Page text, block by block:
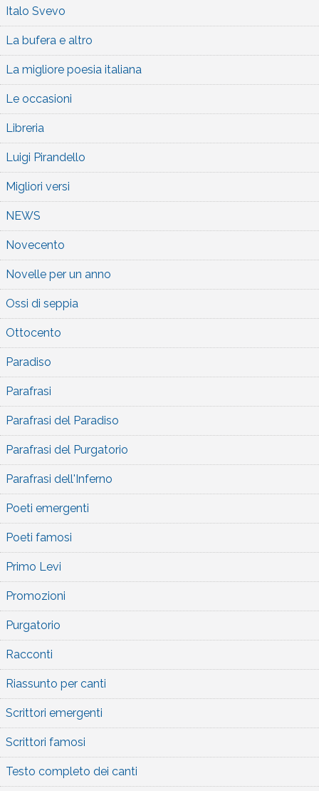
Italo Svevo
La bufera e altro
La migliore poesia italiana
Le occasioni
Libreria
Luigi Pirandello
Migliori versi
NEWS
Novecento
Novelle per un anno
Ossi di seppia
Ottocento
Paradiso
Parafrasi
Parafrasi del Paradiso
Parafrasi del Purgatorio
Parafrasi dell'Inferno
Poeti emergenti
Poeti famosi
Primo Levi
Promozioni
Purgatorio
Racconti
Riassunto per canti
Scrittori emergenti
Scrittori famosi
Testo completo dei canti